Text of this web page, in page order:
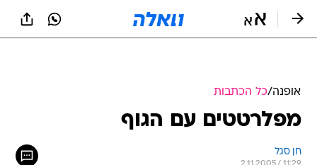
אופנה/כל הכתבות
מפלרטטים עם הגוף
חן סגל